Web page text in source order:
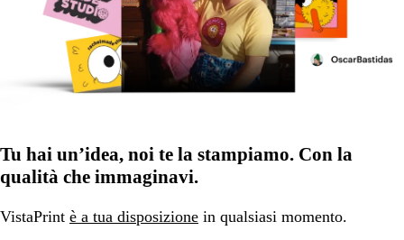
Tu hai un’idea, noi te la stampiamo. Con la
qualità che immaginavi.
VistaPrint è a tua disposizione in qualsiasi momento.